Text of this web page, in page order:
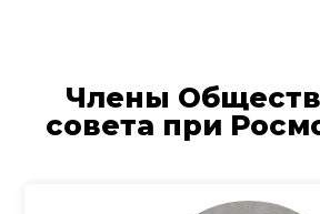
Члены
совета при